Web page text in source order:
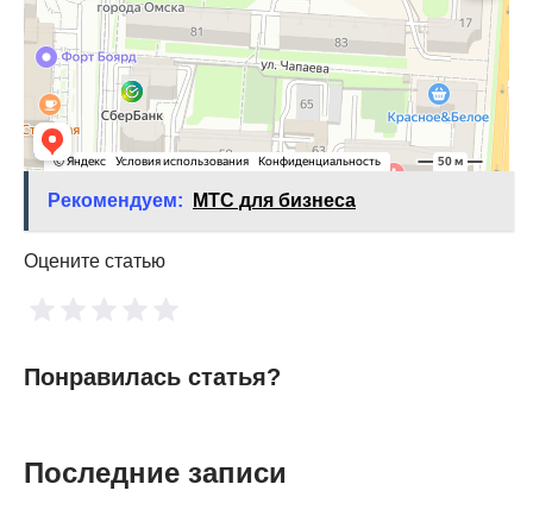
Рекомендуем: МТС для бизнеса
Оцените статью
Понравилась статья?
Последние записи